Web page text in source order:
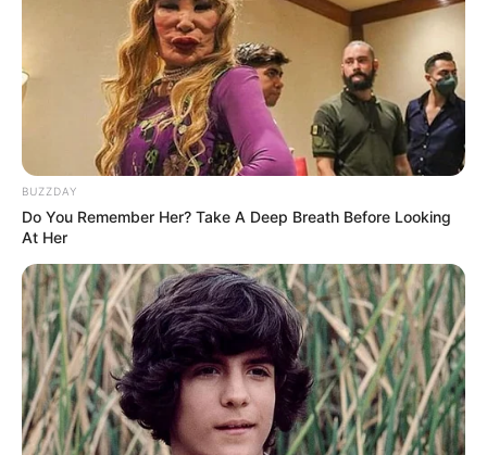
BUZZDAY
Do You Remember Her? Take A Deep Breath Before Looking
At Her